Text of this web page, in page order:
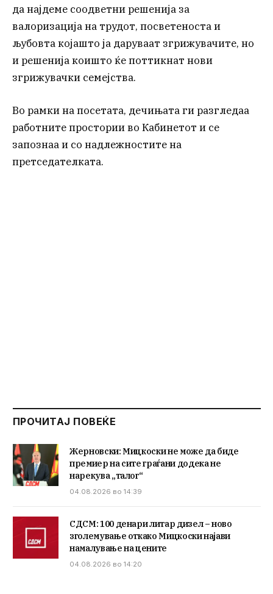
да најдеме соодветни решенија за
валоризација на трудот, посветеноста и
љубовта којашто ја даруваат згрижувачите, но
и решенија коишто ќе поттикнат нови
згрижувачки семејства.
Во рамки на посетата, дечињата ги разгледаа
работните простории во Кабинетот и се
запознаа и со надлежностите на
претседателката.
ПРОЧИТАЈ ПОВЕЌЕ
Жерновски: Мицкоски не може да биде
премиер на сите граѓани додека не
нарекува „талог“
04.08.2026 во 14:39
СДСМ: 100 денари литар дизел – ново
зголемување откако Мицкоски најави
намалување на цените
04.08.2026 во 14:20